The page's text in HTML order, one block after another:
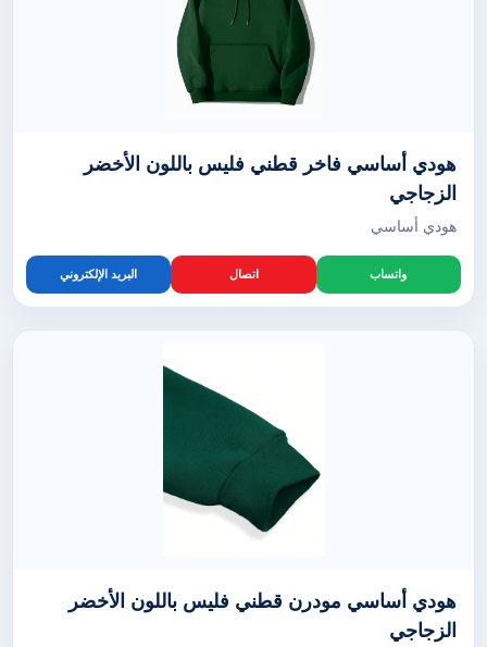
هودي أساسي فاخر قطني فليس باللون الأخضر
الزجاجي
هودي أساسي
واتساب اتصال البريد الإلكتروني
هودي أساسي مودرن قطني فليس باللون الأخضر
الزجاجي